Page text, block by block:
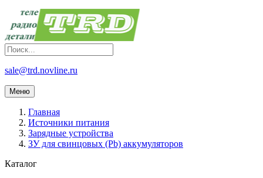
sale@trd.novline.ru
Меню
Главная
Источники питания
Зарядные устройства
ЗУ для свинцовых (Pb) аккумуляторов
Каталог